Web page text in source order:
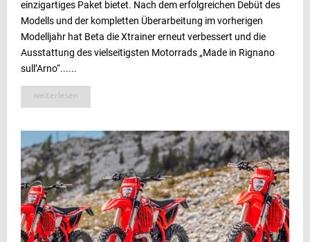
einzigartiges Paket bietet. Nach dem erfolgreichen Debüt des
Modells und der kompletten Überarbeitung im vorherigen
Modelljahr hat Beta die Xtrainer erneut verbessert und die
Ausstattung des vielseitigsten Motorrads „Made in Rignano
sull’Arno“......
weiterlesen